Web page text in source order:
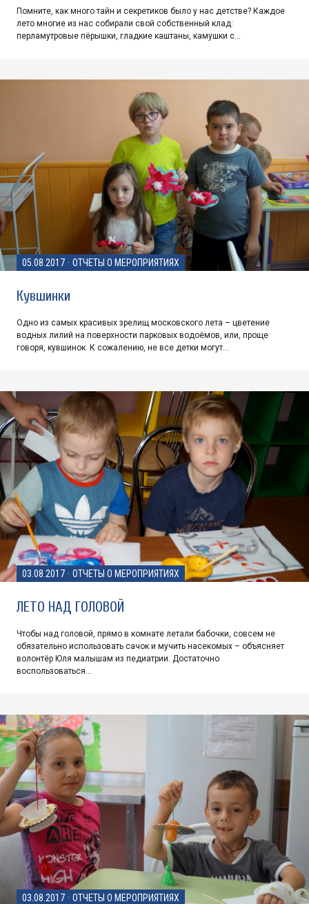
Помните, как много тайн и секретиков было у нас детстве? Каждое
лето многие из нас собирали свой собственный клад:
перламутровые пёрышки, гладкие каштаны, камушки с…
05.08.2017 · ОТЧЕТЫ О МЕРОПРИЯТИЯХ
Кувшинки
Одно из самых красивых зрелищ московского лета – цветение
водных лилий на поверхности парковых водоёмов, или, проще
говоря, кувшинок. К сожалению, не все детки могут…
03.08.2017 · ОТЧЕТЫ О МЕРОПРИЯТИЯХ
ЛЕТО НАД ГОЛОВОЙ
Чтобы над головой, прямо в комнате летали бабочки, совсем не
обязательно использовать сачок и мучить насекомых – объясняет
волонтёр Юля малышам из педиатрии. Достаточно
воспользоваться…
03.08.2017 · ОТЧЕТЫ О МЕРОПРИЯТИЯХ